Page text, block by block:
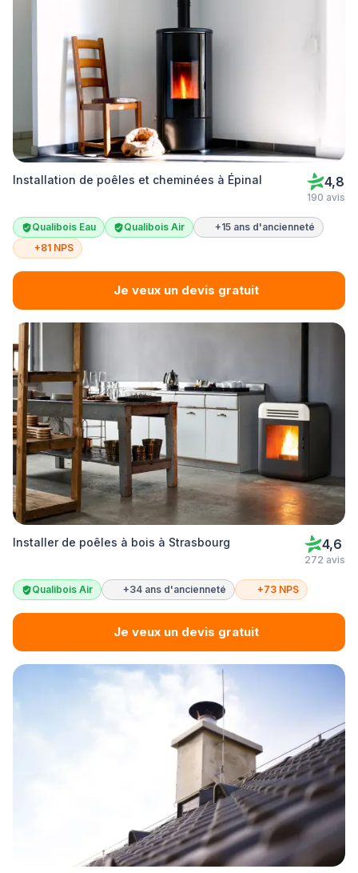
Installation de poêles et cheminées à Épinal 4,8
190 avis
Qualibois Eau Qualibois Air
+15 ans d'ancienneté
+81 NPS
Je veux un devis gratuit
Installer de poêles à bois à Strasbourg 4,6
272 avis
Qualibois Air +34 ans d'ancienneté +73 NPS
Je veux un devis gratuit